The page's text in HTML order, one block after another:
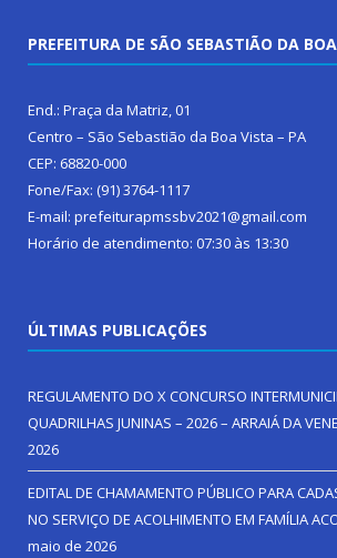
PREFEITURA DE SÃO SEBASTIÃO DA
End.: Praça da Matriz, 01
Centro – São Sebastião da Boa Vista – PA
CEP: 68820-000
Fone/Fax: (91) 3764-1117
E-mail: prefeiturapmssbv2021@gmail.com
Horário de atendimento: 07:30 às 13:30
ÚLTIMAS PUBLICAÇÕES
REGULAMENTO DO X CONCURSO
QUADRILHAS JUNINAS – 2026 – ARRAIÁ DA
2026
EDITAL DE CHAMAMENTO PÚBLICO PARA
NO SERVIÇO DE ACOLHIMENTO EM FAMÍLIA
maio de 2026